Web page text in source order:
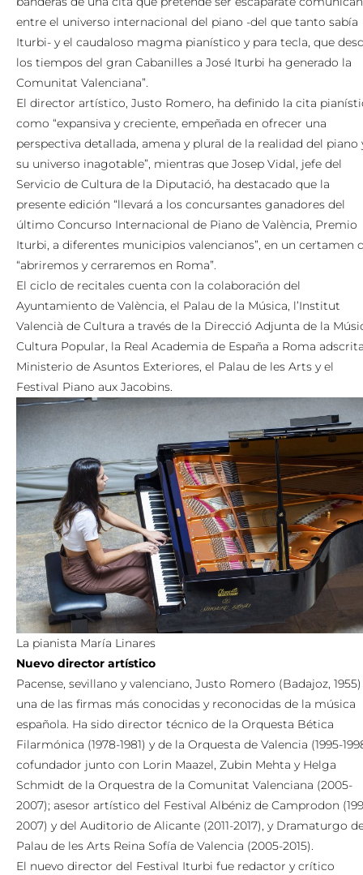
entre el universo internacional del piano -del que tanto sabía
Iturbi- y el caudaloso magma pianístico y para tecla, que
los tiempos del gran Cabanilles a José Iturbi ha generado la
Comunitat Valenciana”.
El director artístico, Justo Romero, ha definido la cita
como “expansiva y creciente, empeñada en ofrecer una
perspectiva detallada, amena y plural de la realidad del piano
su universo inagotable”, mientras que Josep Vidal, jefe del
Servicio de Cultura de la Diputació, ha destacado que la
presente edición “llevará a los concursantes ganadores del
último Concurso Internacional de Piano de València, Premio
Iturbi, a diferentes municipios valencianos”, en un certamen
“abriremos y cerraremos en Roma”.
El ciclo de recitales cuenta con la colaboración del
Ayuntamiento de València, el Palau de la Música, l’Institut
Valencià de Cultura a través de la Direcció Adjunta de la
Cultura Popular, la Real Academia de España a Roma
Ministerio de Asuntos Exteriores, el Palau de les Arts y el
Festival Piano aux Jacobins.
La pianista María Linares
Nuevo director artístico
Pacense, sevillano y valenciano, Justo Romero (Badajoz,
una de las firmas más conocidas y reconocidas de la música
española. Ha sido director técnico de la Orquesta Bética
Filarmónica (1978-1981) y de la Orquesta de Valencia (1995-
cofundador junto con Lorin Maazel, Zubin Mehta y Helga
Schmidt de la Orquestra de la Comunitat Valenciana (2005-
2007); asesor artístico del Festival Albéniz de Camprodon
2007) y del Auditorio de Alicante (2011-2017), y Dramaturgo
Palau de les Arts Reina Sofía de Valencia (2005-2015).
El nuevo director del Festival Iturbi fue redactor y crítico